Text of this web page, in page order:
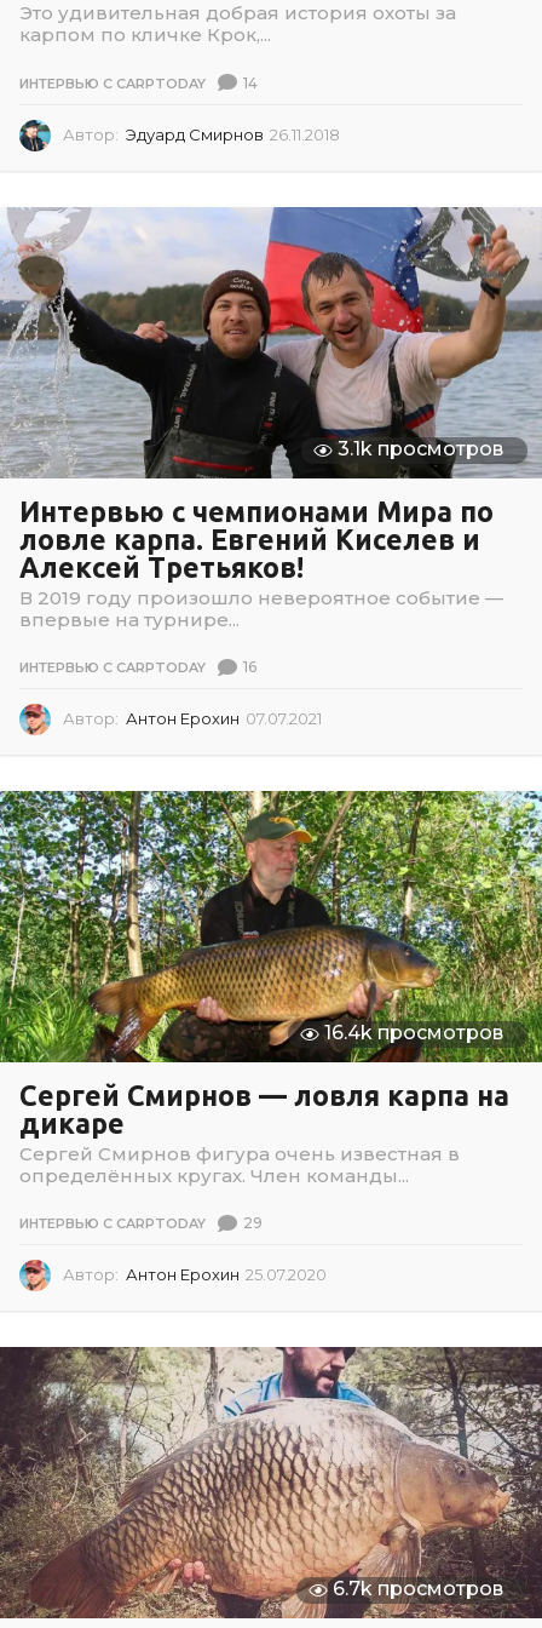
Это удивительная добрая история охоты за
карпом по кличке Крок,...
ИНТЕРВЬЮ С CARPTODAY 14
Автор: Эдуард Смирнов 26.11.2018
1
.
2
0
1
8
3.1k просмотров
Интервью с чемпионами Мира по
ловле карпа. Евгений Киселев и
Алексей Третьяков!
В 2019 году произошло невероятное событие —
впервые на турнире...
ИНТЕРВЬЮ С CARPTODAY 16
Автор: Антон Ерохин 07.07.2021
0
7
.
2
0
2
1
16.4k просмотров
Сергей Смирнов — ловля карпа на
дикаре
Сергей Смирнов фигура очень известная в
определённых кругах. Член команды...
ИНТЕРВЬЮ С CARPTODAY 29
Автор: Антон Ерохин 25.07.2020
0
7
.
2
0
2
6
6.7k просмотров